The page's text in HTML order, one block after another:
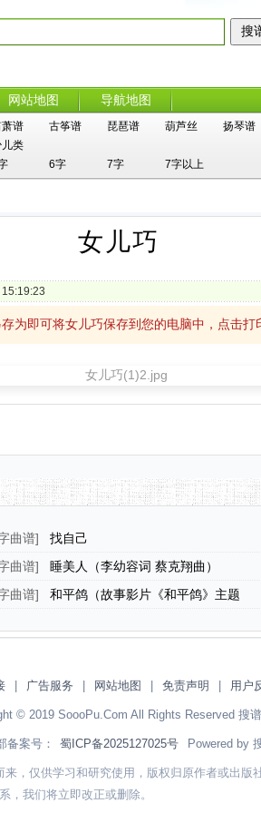
网站地图 导航地图
谱 古筝谱 琵琶谱 葫芦丝 扬琴谱
儿类
6字 7字 7字以上
女儿巧
为即可将女儿巧保存到您的电脑中，点击打
曲谱] 找自己
曲谱] 睡美人（李幼容词 蔡克翔曲）
曲谱]
和平鸽（故事影片《和平鸽》主题
广告服务 网站地图 免责声明 用户
© 2019 SoooPu.Com All Rights Reserved 搜
备案号： 蜀ICP备2025127025号 Powered by
，仅供学习和研究使用，版权归原作者或出版
，我们将立即改正或删除。